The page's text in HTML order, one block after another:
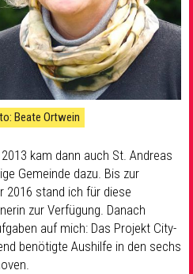
Beate Ortwein
kam dann auch St. Andreas
Gemeinde dazu. Bis zur
2016 stand ich für diese
zur Verfügung. Danach
auf mich: Das Projekt City-
benötigte Aushilfe in den sechs